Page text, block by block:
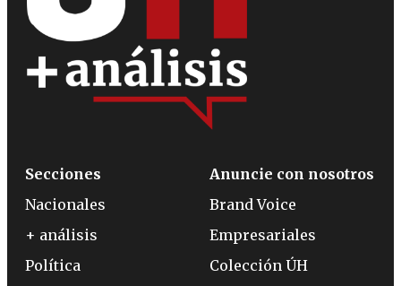
Secciones
Nacionales
+ análisis
Política
Anuncie con nosotros
Brand Voice
Empresariales
Colección ÚH